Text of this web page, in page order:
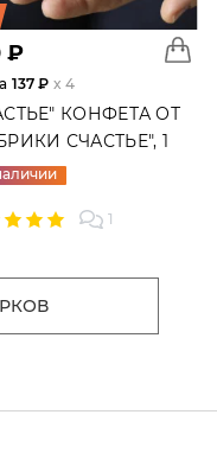
₽
137 ₽ x 4
КОНФЕТА ОТ
СЧАСТЬЕ", 1
1